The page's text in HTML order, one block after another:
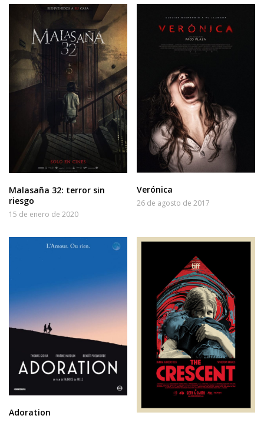
Malasaña 32: terror sin
riesgo
15 de enero de 2020
Verónica
26 de agosto de 2017
Adoration